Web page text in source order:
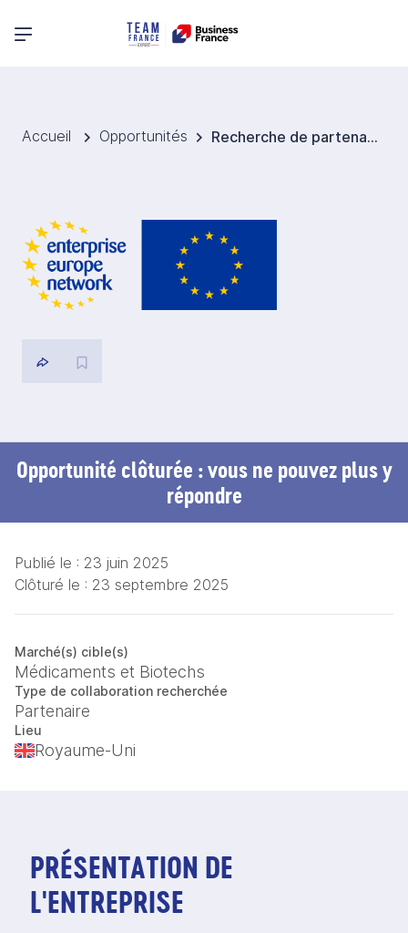
Menu principal
Accueil Opportunités Recherche de partenaires pour la commercialisation de médicaments au Royaume-Uni
Opportunité clôturée : vous ne pouvez plus y
répondre
Publié le : 23 juin 2025
Clôturé le : 23 septembre 2025
Marché(s) cible(s)
Médicaments et Biotechs
Type de collaboration recherchée
Partenaire
Lieu
Royaume-Uni
PRÉSENTATION DE
L'ENTREPRISE